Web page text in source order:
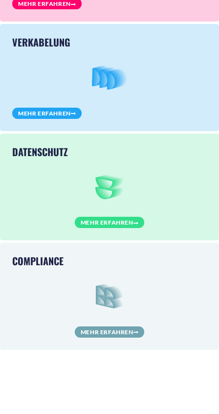
MEHR ERFAHREN
VERKABELUNG
MEHR ERFAHREN
DATENSCHUTZ
MEHR ERFAHREN
COMPLIANCE
MEHR ERFAHREN